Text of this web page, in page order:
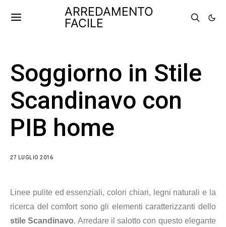
ARREDAMENTO
FACILE
Soggiorno in Stile
Scandinavo con
PIB home
27 LUGLIO 2016
Linee pulite ed essenziali, colori chiari, legni naturali e la
ricerca del comfort sono gli elementi caratterizzanti dello
stile Scandinavo. Arredare il salotto con questo elegante